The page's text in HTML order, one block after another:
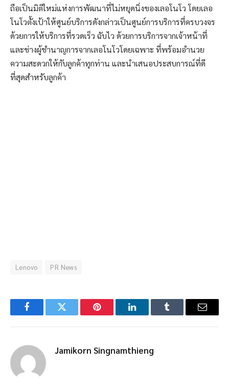
ถือเป็นมิติใหม่แห่งการพัฒนาที่ไม่หยุดนิ่งของเลอโนโว โดยเลอ
โนโวตั้งเป้าให้ศูนย์บริการดังกล่าวเป็นศูนย์การบริการที่ครบวงจร
ด้วยการให้บริการที่รวดเร็ว ฉับไว ด้วยการบริการจากเจ้าหน้าที่
และช่างผู้ชำนาญการจากเลอโนโวโดยเฉพาะ ที่พร้อมอำนวย
ความสะดวกให้กับลูกค้าทุกท่าน และนำเสนอประสบการณ์ที่ดี
ที่สุดสำหรับลูกค้า
Lenovo PR News
FacebookTwitter Pinterest LinkedInTumblr Email
Jamikorn Singnamthieng